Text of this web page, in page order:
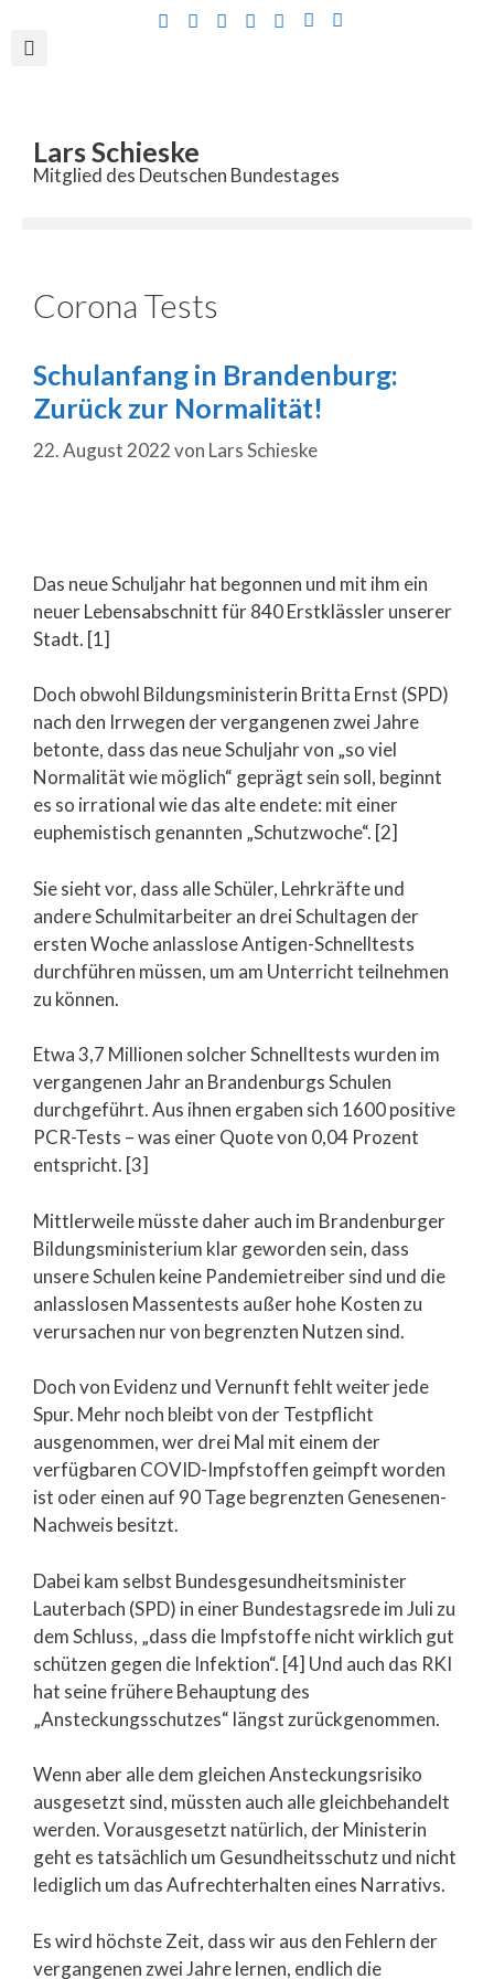
Lars Schieske
Mitglied des Deutschen Bundestages
Corona Tests
Schulanfang in Brandenburg:
Zurück zur Normalität!
22. August 2022von Lars Schieske
Das neue Schuljahr hat begonnen und mit ihm ein
neuer Lebensabschnitt für 840 Erstklässler unserer
Stadt. [1]
Doch obwohl Bildungsministerin Britta Ernst (SPD)
nach den Irrwegen der vergangenen zwei Jahre
betonte, dass das neue Schuljahr von „so viel
Normalität wie möglich“ geprägt sein soll, beginnt
es so irrational wie das alte endete: mit einer
euphemistisch genannten „Schutzwoche“. [2]
Sie sieht vor, dass alle Schüler, Lehrkräfte und
andere Schulmitarbeiter an drei Schultagen der
ersten Woche anlasslose Antigen-Schnelltests
durchführen müssen, um am Unterricht teilnehmen
zu können.
Etwa 3,7 Millionen solcher Schnelltests wurden im
vergangenen Jahr an Brandenburgs Schulen
durchgeführt. Aus ihnen ergaben sich 1600 positive
PCR-Tests – was einer Quote von 0,04 Prozent
entspricht. [3]
Mittlerweile müsste daher auch im Brandenburger
Bildungsministerium klar geworden sein, dass
unsere Schulen keine Pandemietreiber sind und die
anlasslosen Massentests außer hohe Kosten zu
verursachen nur von begrenzten Nutzen sind.
Doch von Evidenz und Vernunft fehlt weiter jede
Spur. Mehr noch bleibt von der Testpflicht
ausgenommen, wer drei Mal mit einem der
verfügbaren COVID-Impfstoffen geimpft worden
ist oder einen auf 90 Tage begrenzten Genesenen-
Nachweis besitzt.
Dabei kam selbst Bundesgesundheitsminister
Lauterbach (SPD) in einer Bundestagsrede im Juli zu
dem Schluss, „dass die Impfstoffe nicht wirklich gut
schützen gegen die Infektion“. [4] Und auch das RKI
hat seine frühere Behauptung des
„Ansteckungsschutzes“ längst zurückgenommen.
Wenn aber alle dem gleichen Ansteckungsrisiko
ausgesetzt sind, müssten auch alle gleichbehandelt
werden. Vorausgesetzt natürlich, der Ministerin
geht es tatsächlich um Gesundheitsschutz und nicht
lediglich um das Aufrechterhalten eines Narrativs.
Es wird höchste Zeit, dass wir aus den Fehlern der
vergangenen zwei Jahre lernen, endlich die